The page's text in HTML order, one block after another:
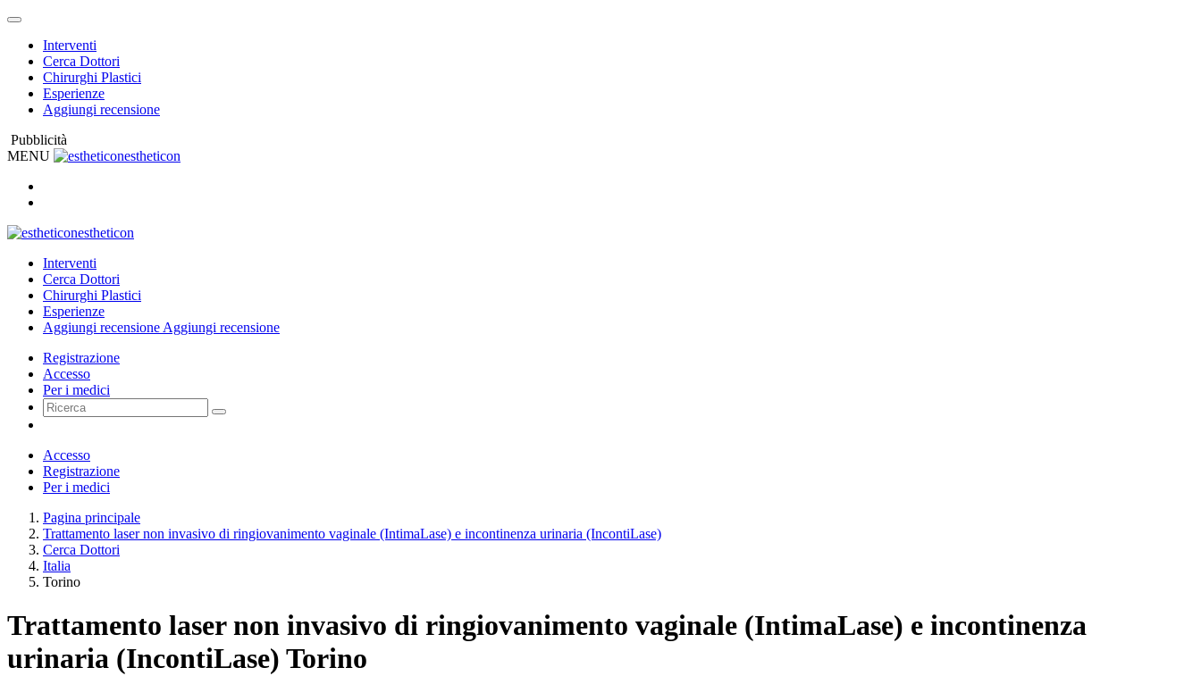
Interventi
Cerca Dottori
Chirurghi Plastici
Esperienze
Aggiungi recensione
Pubblicità
MENU
estheticon
estheticon
Interventi
Cerca Dottori
Chirurghi Plastici
Esperienze
Aggiungi recensione Aggiungi recensione
Registrazione
Accesso
Per i medici
Accesso
Registrazione
Per i medici
Pagina principale
Trattamento laser non invasivo di ringiovanimento vaginale (IntimaLase) e incontinenza urinaria (IncontiLase)
Cerca Dottori
Italia
Torino
Trattamento laser non invasivo di ringiovanimento vaginale (IntimaLase) e incontinenza
urinaria (IncontiLase) Torino